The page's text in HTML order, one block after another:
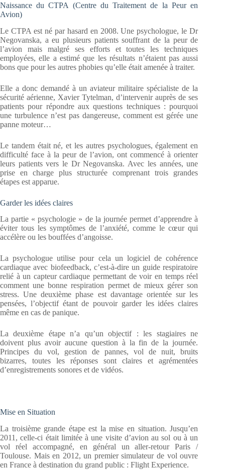
Naissance du CTPA (Centre du Traitement de la Peur en
Avion)
Le CTPA est né par hasard en 2008. Une psychologue, le Dr
Negovanska, a eu plusieurs patients souffrant de la peur de
l’avion mais malgré ses efforts et toutes les techniques
employées, elle a estimé que les résultats n’étaient pas aussi
bons que pour les autres phobies qu’elle était amenée à traiter.
Elle a donc demandé à un aviateur militaire spécialiste de la
sécurité aérienne, Xavier Tytelman, d’intervenir auprès de ses
patients pour répondre aux questions techniques : pourquoi
une turbulence n’est pas dangereuse, comment est gérée une
panne moteur…
Le tandem était né, et les autres psychologues, également en
difficulté face à la peur de l’avion, ont commencé à orienter
leurs patients vers le Dr Negovanska. Avec les années, une
prise en charge plus structurée comprenant trois grandes
étapes est apparue.
Garder les idées claires
La partie « psychologie » de la journée permet d’apprendre à
éviter tous les symptômes de l’anxiété, comme le cœur qui
accélère ou les bouffées d’angoisse.
La psychologue utilise pour cela un logiciel de cohérence
cardiaque avec biofeedback, c’est-à-dire un guide respiratoire
relié à un capteur cardiaque permettant de voir en temps réel
comment une bonne respiration permet de mieux gérer son
stress. Une deuxième phase est davantage orientée sur les
pensées, l’objectif étant de pouvoir garder les idées claires
même en cas de panique.
La deuxième étape n’a qu’un objectif : les stagiaires ne
doivent plus avoir aucune question à la fin de la journée.
Principes du vol, gestion de pannes, vol de nuit, bruits
bizarres, toutes les réponses sont claires et agrémentées
d’enregistrements sonores et de vidéos.
Mise en Situation
La troisième grande étape est la mise en situation. Jusqu’en
2011, celle-ci était limitée à une visite d’avion au sol ou à un
vol réel accompagné, en général un aller-retour Paris /
Toulouse. Mais en 2012, un premier simulateur de vol ouvre
en France à destination du grand public : Flight Experience.